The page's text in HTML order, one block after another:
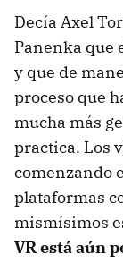
Decía Axel
Panenka que
y que de
proceso que
mucha más
practica. Los
comenzando
plataformas
mismísimos
VR está aún